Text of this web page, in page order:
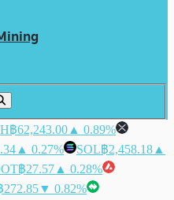
฿62,243.00 ▲ 0.89%
▲ 0.27% SOL฿2,458.18 ▲
฿27.57 ▲ 0.28%
272.85▼ 0.82%